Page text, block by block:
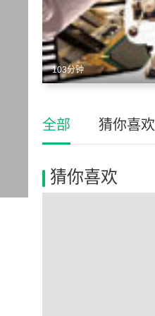
103分钟
全部 猜你喜欢
猜你喜欢